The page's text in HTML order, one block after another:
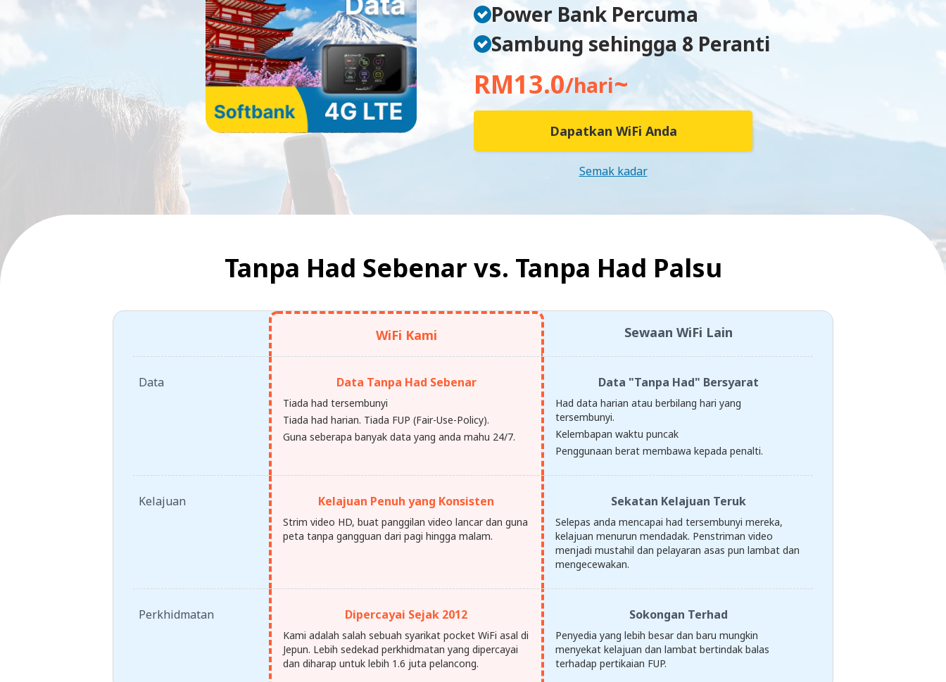
Power Bank Percuma
Sambung sehingga 8 Peranti
RM13.0/hari~
Dapatkan WiFi Anda
Semak kadar
Tanpa Had Sebenar vs. Tanpa Had Palsu
WiFi Kami Sewaan WiFi Lain
Data Data Tanpa Had Sebenar
Tiada had tersembunyi
Tiada had harian. Tiada FUP (Fair-Use-Policy).
Guna seberapa banyak data yang anda mahu 24/7.
Data "Tanpa Had" Bersyarat
Had data harian atau berbilang hari yang
tersembunyi.
Kelembapan waktu puncak
Penggunaan berat membawa kepada penalti.
Kelajuan Kelajuan Penuh yang Konsisten
Strim video HD, buat panggilan video lancar dan guna
peta tanpa gangguan dari pagi hingga malam.
Sekatan Kelajuan Teruk
Selepas anda mencapai had tersembunyi mereka,
kelajuan menurun mendadak. Penstriman video
menjadi mustahil dan pelayaran asas pun lambat dan
mengecewakan.
Perkhidmatan Dipercayai Sejak 2012
Kami adalah salah sebuah syarikat pocket WiFi asal di
Jepun. Lebih sedekad perkhidmatan yang dipercayai
dan diharap untuk lebih 1.6 juta pelancong.
Sokongan Terhad
Penyedia yang lebih besar dan baru mungkin
menyekat kelajuan dan lambat bertindak balas
terhadap pertikaian FUP.